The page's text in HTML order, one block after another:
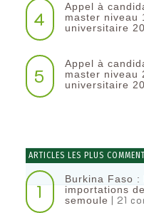
4
Appel à
master niveau
universitaire
5
Appel à
master niveau
universitaire
ARTICLES LES PLUS
1
Burkina Faso
importations
semoule | 21